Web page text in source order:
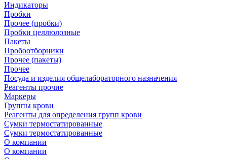
Индикаторы
Пробки
Прочее (пробки)
Пробки целлюлозные
Пакеты
Пробоотборники
Прочее (пакеты)
Прочее
Посуда и изделия общелабораторного назначения
Реагенты прочие
Маркеры
Группы крови
Реагенты для определения групп крови
Сумки термостатированные
Сумки термостатированные
О компании
О компании